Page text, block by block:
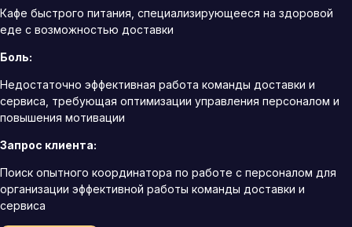
Кафе быстрого питания, специализирующееся на здоровой
еде с возможностью доставки
Боль:
Недостаточно эффективная работа команды доставки и
сервиса, требующая оптимизации управления персоналом и
повышения мотивации
Запрос клиента:
Поиск опытного координатора по работе с персоналом для
организации эффективной работы команды доставки и
сервиса